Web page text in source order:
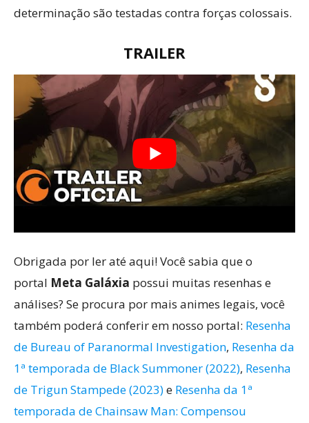
determinação são testadas contra forças colossais.
TRAILER
Obrigada por ler até aqui! Você sabia que o
portal Meta Galáxia possui muitas resenhas e
análises? Se procura por mais animes legais, você
também poderá conferir em nosso portal: Resenha
de Bureau of Paranormal Investigation, Resenha da
1ª temporada de Black Summoner (2022), Resenha
de Trigun Stampede (2023)e Resenha da 1ª
temporada de Chainsaw Man: Compensou